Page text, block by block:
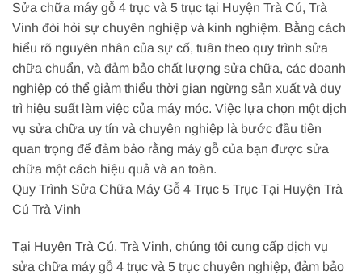
Sửa chữa máy gỗ 4 trục và 5 trục tại Huyện Trà Cú, Trà
Vinh đòi hỏi sự chuyên nghiệp và kinh nghiệm. Bằng cách
hiểu rõ nguyên nhân của sự cố, tuân theo quy trình sửa
chữa chuẩn, và đảm bảo chất lượng sửa chữa, các doanh
nghiệp có thể giảm thiểu thời gian ngừng sản xuất và duy
trì hiệu suất làm việc của máy móc. Việc lựa chọn một dịch
vụ sửa chữa uy tín và chuyên nghiệp là bước đầu tiên
quan trọng để đảm bảo rằng máy gỗ của bạn được sửa
chữa một cách hiệu quả và an toàn.
Quy Trình Sửa Chữa Máy Gỗ 4 Trục 5 Trục Tại Huyện Trà
Cú Trà Vinh
Tại Huyện Trà Cú, Trà Vinh, chúng tôi cung cấp dịch vụ
sửa chữa máy gỗ 4 trục và 5 trục chuyên nghiệp, đảm bảo